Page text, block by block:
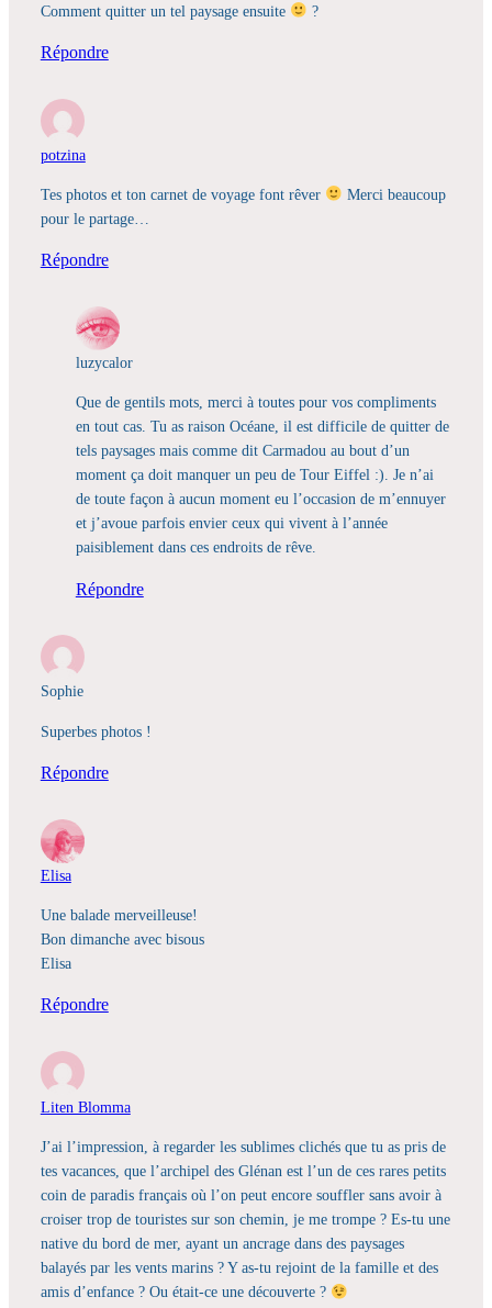
Comment quitter un tel paysage ensuite ?
Répondre
potzina
Tes photos et ton carnet de voyage font rêver
Merci beaucoup
pour le partage…
Répondre
luzycalor
Que de gentils mots, merci à toutes pour vos compliments
en tout cas. Tu as raison Océane, il est difficile de quitter de
tels paysages mais comme dit Carmadou au bout d’un
moment ça doit manquer un peu de Tour Eiffel :). Je n’ai
de toute façon à aucun moment eu l’occasion de m’ennuyer
et j’avoue parfois envier ceux qui vivent à l’année
paisiblement dans ces endroits de rêve.
Répondre
Sophie
Superbes photos !
Répondre
Elisa
Une balade merveilleuse!
Bon dimanche avec bisous
Elisa
Répondre
Liten Blomma
J’ai l’impression, à regarder les sublimes clichés que tu as pris de
tes vacances, que l’archipel des Glénan est l’un de ces rares petits
coin de paradis français où l’on peut encore souffler sans avoir à
croiser trop de touristes sur son chemin, je me trompe ? Es-tu une
native du bord de mer, ayant un ancrage dans des paysages
balayés par les vents marins ? Y as-tu rejoint de la famille et des
amis d’enfance ? Ou était-ce une découverte ?